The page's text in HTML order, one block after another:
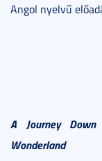
Angol nyelvű
A Journey
Wonderland